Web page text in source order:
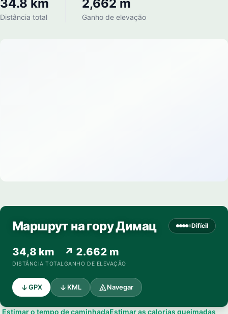
34.8 km
Distância total
2,662 m
Ganho de elevação
Маршрут на гору Димац Difícil
34,8 km
DISTÂNCIA TOTAL
↗ 2.662 m
GANHO DE ELEVAÇÃO
GPX KML Navegar
Estimar o tempo de caminhadaEstimar as calorias queimadas